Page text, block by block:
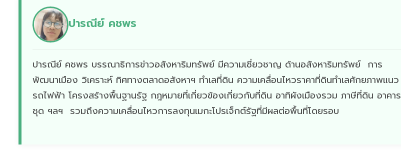
ปารณีย์ คชพร
ปารณีย์ คชพร บรรณาธิการข่าวอสังหาริมทรัพย์ มีความเชี่ยวชาญ ด้านอสังหาริมทรัพย์ การ
พัฒนาเมือง วิเคราะห์ ทิศทางตลาดอสังหาฯ ทำเลที่ดิน ความเคลื่อนไหวราคาที่ดินทำเลศักยภาพแนว
รถไฟฟ้า โครงสร้างพื้นฐานรัฐ กฎหมายที่เกี่ยวข้องเกี่ยวกับที่ดิน อาทิผังเมืองรวม ภาษีที่ดิน อาคาร
ชุด ฯลฯ รวมถึงความเคลื่อนไหวการลงทุนเมกะโปรเจ็กต์รัฐที่มีผลต่อพื้นที่โดยรอบ